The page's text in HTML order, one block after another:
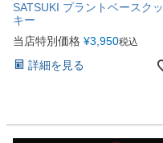
SATSUKI プラントベースクッ
キー
当店特別価格 ¥3,950税込
詳細を見る